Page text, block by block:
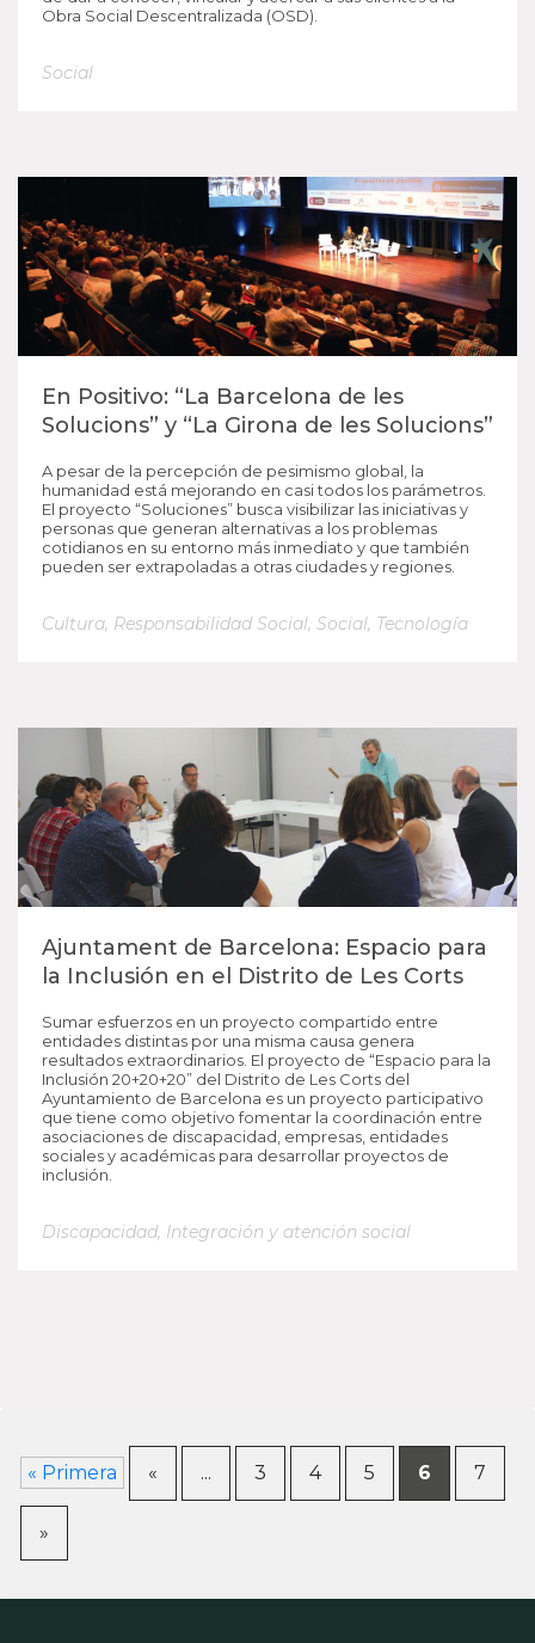
Obra Social Descentralizada (OSD).
Social
En Positivo: “La Barcelona de les
Solucions” y “La Girona de les Solucions”
A pesar de la percepción de pesimismo global, la
humanidad está mejorando en casi todos los parámetros.
El proyecto “Soluciones” busca visibilizar las iniciativas y
personas que generan alternativas a los problemas
cotidianos en su entorno más inmediato y que también
pueden ser extrapoladas a otras ciudades y regiones.
Cultura, Responsabilidad Social, Social, Tecnología
Ajuntament de Barcelona: Espacio para
la Inclusión en el Distrito de Les Corts
Sumar esfuerzos en un proyecto compartido entre
entidades distintas por una misma causa genera
resultados extraordinarios. El proyecto de “Espacio para la
Inclusión 20+20+20” del Distrito de Les Corts del
Ayuntamiento de Barcelona es un proyecto participativo
que tiene como objetivo fomentar la coordinación entre
asociaciones de discapacidad, empresas, entidades
sociales y académicas para desarrollar proyectos de
inclusión.
Discapacidad, Integración y atención social
« Primera « ... 3 4 5 6 7
»